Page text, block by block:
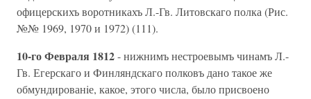
офицерскихъ воротникахъ Л.-Гв. Литовскаго полка (Рис.
№№ 1969, 1970 и 1972) (111).
10-го Февраля 1812- нижнимъ нестроевымъ чинамъ Л.-
Гв. Егерскаго и Финляндскаго полковъ дано такое же
обмундированiе, какое, этого числа, было присвоено